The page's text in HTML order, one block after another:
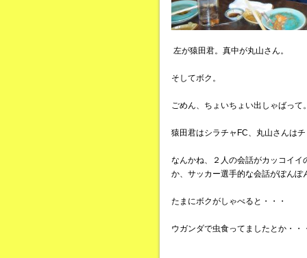
左が猿田君。真中が丸山さん。
そしてボク。
ごめん、ちょいちょい出しゃばって
猿田君はシラチャFC、丸山さんは
なんかね、２人の会話がカッコイ
か、サッカー選手的な会話がぽんぽ
たまにボクがしゃべると・・・
ウガンダで虫食ってましたとか・・